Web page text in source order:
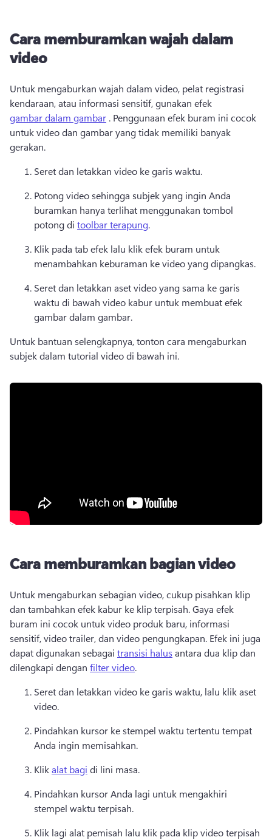
Cara memburamkan wajah dalam
video
Untuk mengaburkan wajah dalam video, pelat registrasi
kendaraan, atau informasi sensitif, gunakan efek
gambar dalam gambar . Penggunaan efek buram ini cocok
untuk video dan gambar yang tidak memiliki banyak
gerakan.
Seret dan letakkan video ke garis waktu.
Potong video sehingga subjek yang ingin Anda
buramkan hanya terlihat menggunakan tombol
potong di toolbar terapung.
Klik pada tab efek lalu klik efek buram untuk
menambahkan keburaman ke video yang dipangkas.
Seret dan letakkan aset video yang sama ke garis
waktu di bawah video kabur untuk membuat efek
gambar dalam gambar.
Untuk bantuan selengkapnya, tonton cara mengaburkan
subjek dalam tutorial video di bawah ini.
Cara memburamkan bagian video
Untuk mengaburkan sebagian video, cukup pisahkan klip
dan tambahkan efek kabur ke klip terpisah. Gaya efek
buram ini cocok untuk video produk baru, informasi
sensitif, video trailer, dan video pengungkapan. Efek ini juga
dapat digunakan sebagai transisi halus antara dua klip dan
dilengkapi dengan filter video.
Seret dan letakkan video ke garis waktu, lalu klik aset
video.
Pindahkan kursor ke stempel waktu tertentu tempat
Anda ingin memisahkan.
Klik alat bagi di lini masa.
Pindahkan kursor Anda lagi untuk mengakhiri
stempel waktu terpisah.
Klik lagi alat pemisah lalu klik pada klip video terpisah